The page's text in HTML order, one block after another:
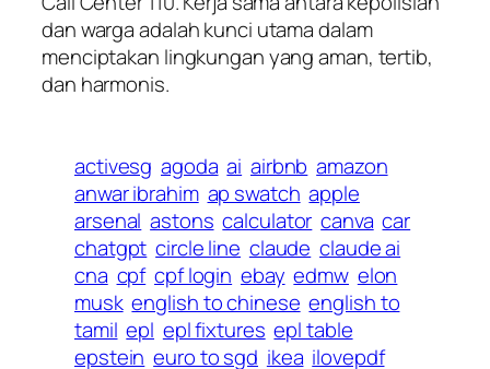
dan warga adalah kunci utama dalam
menciptakan lingkungan yang aman, tertib,
dan harmonis.
activesg agoda ai airbnb amazon
anwar ibrahim ap swatch apple
arsenal astons calculator canva car
chatgpt circle line claude claude ai
cna cpf cpf login ebay edmw elon
musk english to chinese english to
tamil epl epl fixtures epl table
epstein euro to sgd ikea ilovepdf